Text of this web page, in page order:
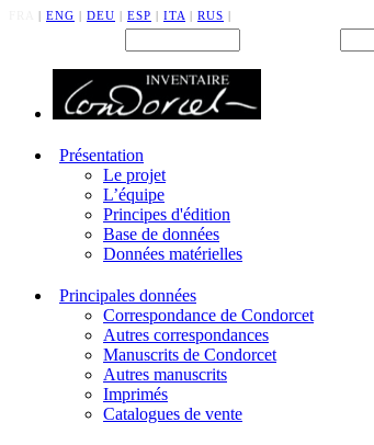
| ENG | DEU | ESP | ITA | RUS |
Présentation
Le projet
L’équipe
Principes d'édition
Base de données
Données matérielles
Principales données
Correspondance de Condorcet
Autres correspondances
Manuscrits de Condorcet
Autres manuscrits
Imprimés
Catalogues de vente